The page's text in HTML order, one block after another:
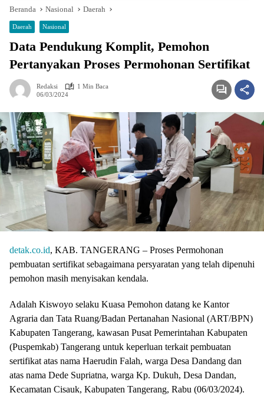
Beranda Nasional Daerah
Daerah Nasional
Data Pendukung Komplit, Pemohon
Pertanyakan Proses Permohonan Sertifikat
Redaksi
1 Min Baca
06/03/2024
detak.co.id, KAB. TANGERANG – Proses Permohonan
pembuatan sertifikat sebagaimana persyaratan yang telah dipenuhi
pemohon masih menyisakan kendala.
Adalah Kiswoyo selaku Kuasa Pemohon datang ke Kantor
Agraria dan Tata Ruang/Badan Pertanahan Nasional (ART/BPN)
Kabupaten Tangerang, kawasan Pusat Pemerintahan Kabupaten
(Puspemkab) Tangerang untuk keperluan terkait pembuatan
sertifikat atas nama Haerudin Falah, warga Desa Dandang dan
atas nama Dede Supriatna, warga Kp. Dukuh, Desa Dandan,
Kecamatan Cisauk, Kabupaten Tangerang, Rabu (06/03/2024).